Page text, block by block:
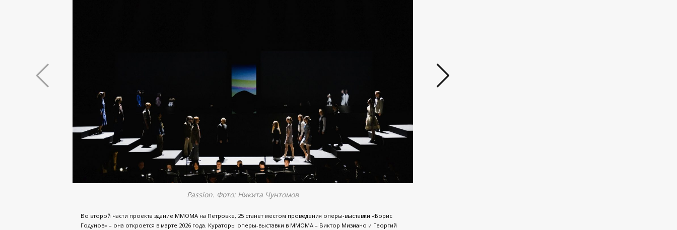
Passion. Фото: Никита Чунтомов
Во второй части проекта здание ММОМА на Петровке, 25 станет местом проведения оперы-выставки «Борис
Годунов» – она откроется в марте 2026 года. Кураторы оперы-выставки в ММОМА – Виктор Мизиано и Георгий